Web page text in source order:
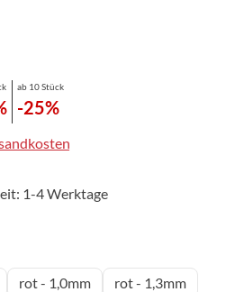
ab 10 Stück
-25%
1-4 Werktage
rot - 1,0mm
rot - 1,3mm